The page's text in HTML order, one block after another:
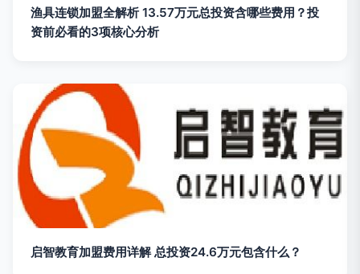
渔具连锁加盟全解析 13.57万元总投资含哪些费用？投
资前必看的3项核心分析
启智教育加盟费用详解 总投资24.6万元包含什么？